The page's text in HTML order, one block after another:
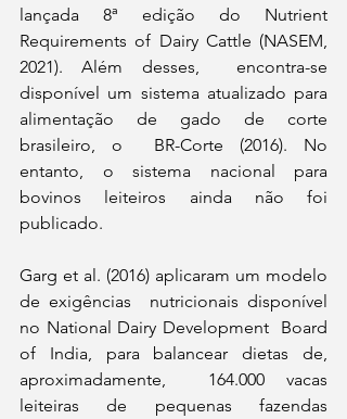
lançada 8ª edição do Nutrient
Requirements of Dairy Cattle (NASEM,
2021). Além desses,  encontra-se
disponível um sistema atualizado para
alimentação de gado de corte
brasileiro, o  BR-Corte (2016). No
entanto, o sistema nacional para
bovinos leiteiros ainda não foi
publicado.
Garg et al. (2016) aplicaram um modelo
de exigências  nutricionais disponível
no National Dairy Development  Board
of India, para balancear dietas de,
aproximadamente,  164.000 vacas
leiteiras de pequenas fazendas